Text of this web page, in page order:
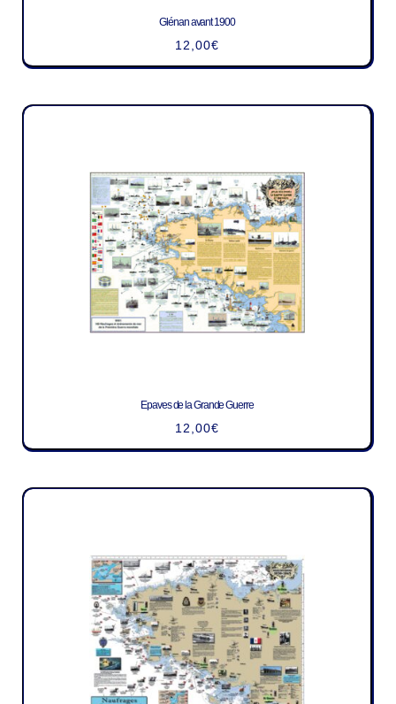
Glénan avant 1900
12,00€
Epaves de la Grande Guerre
12,00€